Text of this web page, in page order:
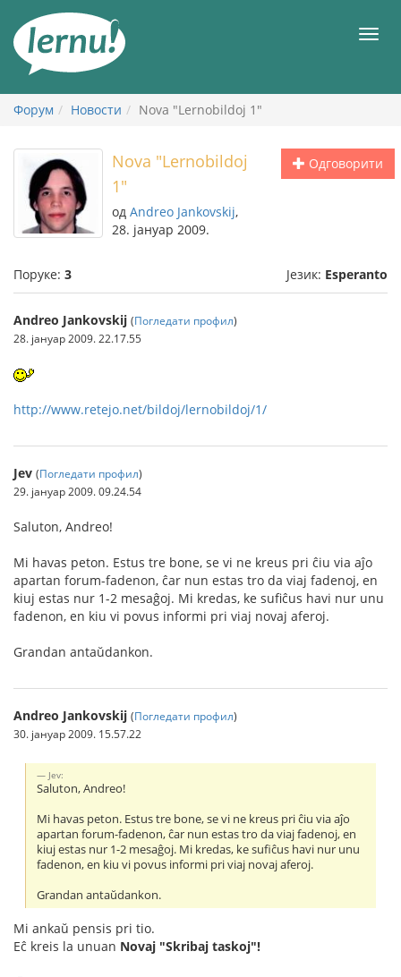
садржају
Форум Новости Nova "Lernobildoj 1"
Одговорити
Nova "Lernobildoj
1"
од Andreo Jankovskij,
28. јануар 2009.
Поруке: 3 Језик: Esperanto
Andreo Jankovskij (Погледати профил)
28. јануар 2009. 22.17.55
http://www.retejo.net/bildoj/lernobildoj/1/
Jev (Погледати профил)
29. јануар 2009. 09.24.54
Saluton, Andreo!
Mi havas peton. Estus tre bone, se vi ne kreus pri ĉiu via aĵo
apartan forum-fadenon, ĉar nun estas tro da viaj fadenoj, en
kiuj estas nur 1-2 mesaĝoj. Mi kredas, ke sufiĉus havi nur unu
fadenon, en kiu vi povus informi pri viaj novaj aferoj.
Grandan antaŭdankon.
Andreo Jankovskij (Погледати профил)
30. јануар 2009. 15.57.22
Jev:
Saluton, Andreo!
Mi havas peton. Estus tre bone, se vi ne kreus pri ĉiu via aĵo
apartan forum-fadenon, ĉar nun estas tro da viaj fadenoj, en
kiuj estas nur 1-2 mesaĝoj. Mi kredas, ke sufiĉus havi nur unu
fadenon, en kiu vi povus informi pri viaj novaj aferoj.
Grandan antaŭdankon.
Mi ankaŭ pensis pri tio.
Eĉ kreis la unuan Novaj "Skribaj taskoj"!